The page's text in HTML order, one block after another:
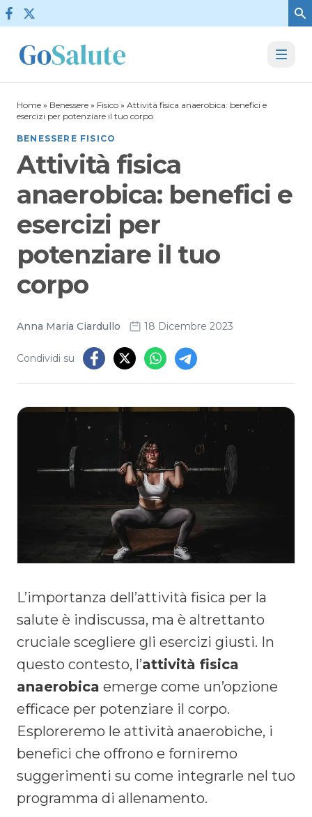
Vai al contenuto
Home » Benessere » Fisico » Attività fisica anaerobica: benefici e
esercizi per potenziare il tuo corpo
BENESSERE FISICO
Attività fisica
anaerobica: benefici e
esercizi per
potenziare il tuo
corpo
Anna Maria Ciardullo 18 Dicembre 2023
Condividi su
L’importanza dell’attività fisica per la
salute è indiscussa, ma è altrettanto
cruciale scegliere gli esercizi giusti. In
questo contesto, l’attività fisica
anaerobica emerge come un’opzione
efficace per potenziare il corpo.
Esploreremo le attività anaerobiche, i
benefici che offrono e forniremo
suggerimenti su come integrarle nel tuo
programma di allenamento.